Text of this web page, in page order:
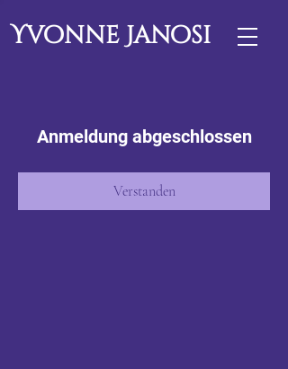
Yvonne Janosi
Anmeldung abgeschlossen
Verstanden